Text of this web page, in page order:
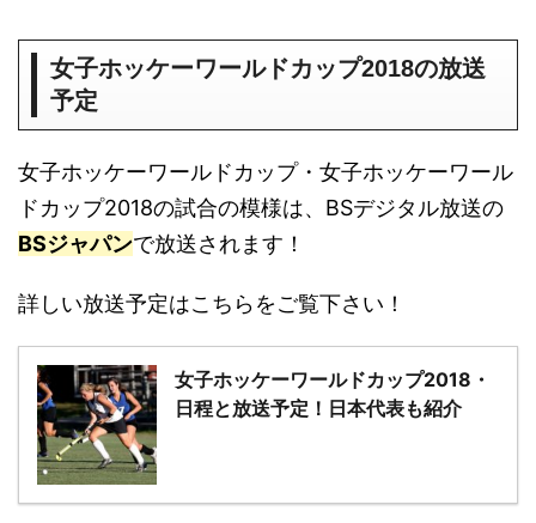
女子ホッケーワールドカップ2018の放送
予定
女子ホッケーワールドカップ・女子ホッケーワール
ドカップ2018の試合の模様は、BSデジタル放送の
BSジャパンで放送されます！
詳しい放送予定はこちらをご覧下さい！
女子ホッケーワールドカップ2018・
日程と放送予定！日本代表も紹介